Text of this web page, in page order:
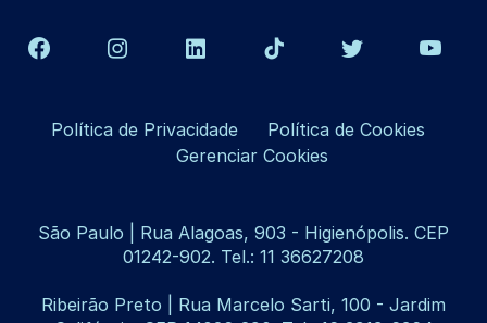
Política de Privacidade
Política de Cookies
Gerenciar Cookies
São Paulo | Rua Alagoas, 903 - Higienópolis. CEP
01242-902. Tel.: 11 36627208
Ribeirão Preto | Rua Marcelo Sarti, 100 - Jardim